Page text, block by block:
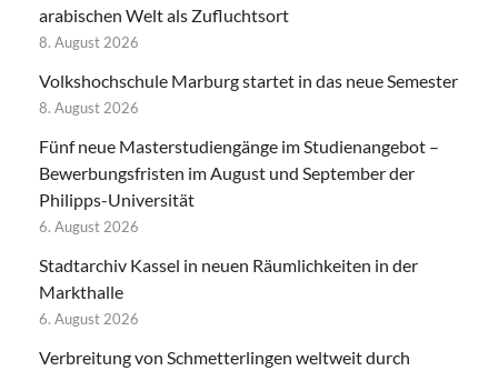
arabischen Welt als Zufluchtsort
8. August 2026
Volkshochschule Marburg startet in das neue Semester
8. August 2026
Fünf neue Masterstudiengänge im Studienangebot –
Bewerbungsfristen im August und September der
Philipps-Universität
6. August 2026
Stadtarchiv Kassel in neuen Räumlichkeiten in der
Markthalle
6. August 2026
Verbreitung von Schmetterlingen weltweit durch